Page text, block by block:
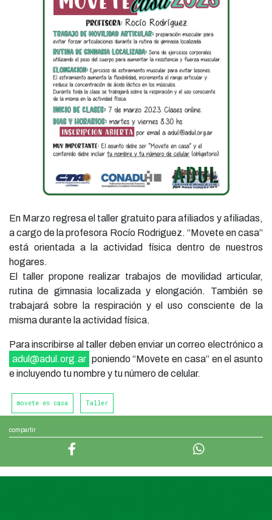
compartir
movete en casa Taller
En Marzo regresa el taller gratuito para afiliados y afiliadas,
a cargo de la profesora Rocío Rodriguez. “Movete en casa”
está orientada a la actividad física dentro de nuestros
hogares.
El taller propone realizar trabajos de movilidad articular,
rutina de gimnasia localizada y elongación. También se
trabajará sobre la respiración y el uso consciente de la
misma durante la actividad física.
Para inscribirse al taller deben enviar un correo electrónico a
adul@adul.org.ar poniendo “Movete en casa” en el asunto
e incluyendo tu nombre y tu número de celular.